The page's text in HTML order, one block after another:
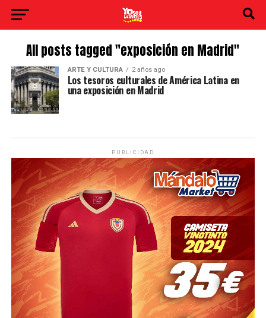
All posts tagged "exposición en Madrid"
ARTE Y CULTURA 2 años ago
Los tesoros culturales de América Latina en
una exposición en Madrid
PUBLICIDAD